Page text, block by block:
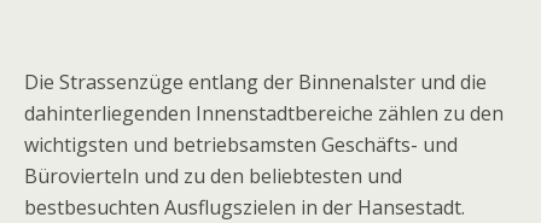
Die Strassenzüge entlang der Binnenalster und die
dahinterliegenden Innenstadtbereiche zählen zu den
wichtigsten und betriebsamsten Geschäfts- und
Bürovierteln und zu den beliebtesten und
bestbesuchten Ausflugszielen in der Hansestadt.